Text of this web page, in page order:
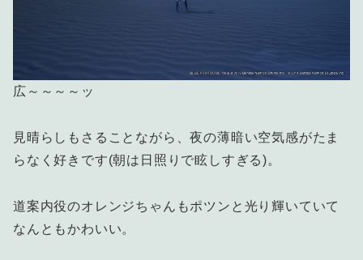
広～～～～ッ
見晴らしもさることながら、夜の薄暗い空気感がたま
らなく好きです(朝は日照りで眩しすぎる)。
道案内役のオレンジちゃんもポツンと光り輝いていて
なんともかわいい。